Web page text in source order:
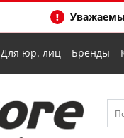
Для юр. лиц Бренды